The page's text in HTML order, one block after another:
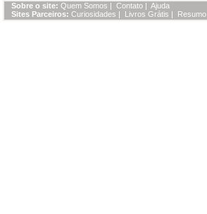
Sobre o site: Quem Somos | Contato | Ajuda
Sites Parceiros: Curiosidades | Livros Grátis | Resumo